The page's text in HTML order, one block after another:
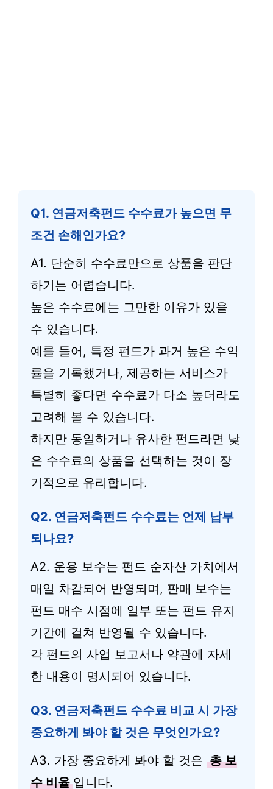
Q1. 연금저축펀드 수수료가 높으면 무
조건 손해인가요?
A1. 단순히 수수료만으로 상품을 판단
하기는 어렵습니다.
높은 수수료에는 그만한 이유가 있을
수 있습니다.
예를 들어, 특정 펀드가 과거 높은 수익
률을 기록했거나, 제공하는 서비스가
특별히 좋다면 수수료가 다소 높더라도
고려해 볼 수 있습니다.
하지만 동일하거나 유사한 펀드라면 낮
은 수수료의 상품을 선택하는 것이 장
기적으로 유리합니다.
Q2. 연금저축펀드 수수료는 언제 납부
되나요?
A2. 운용 보수는 펀드 순자산 가치에서
매일 차감되어 반영되며, 판매 보수는
펀드 매수 시점에 일부 또는 펀드 유지
기간에 걸쳐 반영될 수 있습니다.
각 펀드의 사업 보고서나 약관에 자세
한 내용이 명시되어 있습니다.
Q3. 연금저축펀드 수수료 비교 시 가장
중요하게 봐야 할 것은 무엇인가요?
A3. 가장 중요하게 봐야 할 것은 총 보
수 비율 입니다.